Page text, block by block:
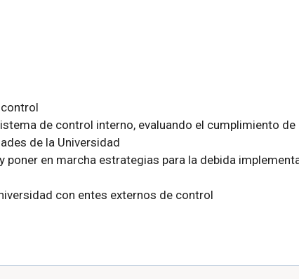
de control interno, evaluando el cumplimiento
de la Universidad
poner en marcha estrategias para la debida
con entes externos de control